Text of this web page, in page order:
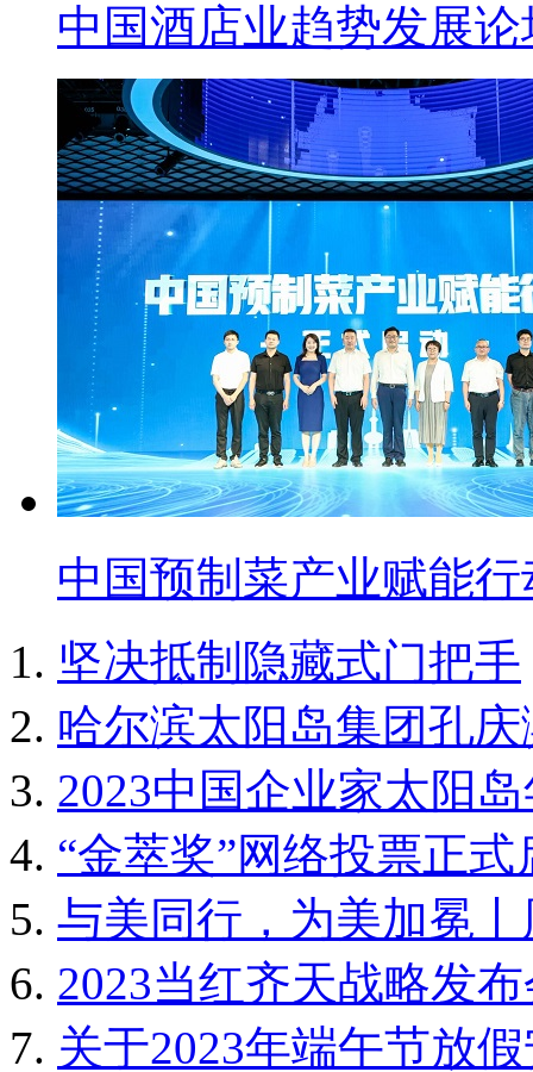
中国酒店业趋势发展
中国预制菜产业赋能
坚决抵制隐藏式门把手
哈尔滨太阳岛集团孔
2023中国企业家太阳
“金萃奖”网络投票正式
与美同行，为美加冕
2023当红齐天战略发布
关于2023年端午节放